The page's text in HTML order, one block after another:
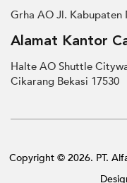
Grha AO Jl. Kabupaten
Alamat Kantor
Halte AO Shuttle
Cikarang Bekasi 17530
Copyright © 2026. PT.